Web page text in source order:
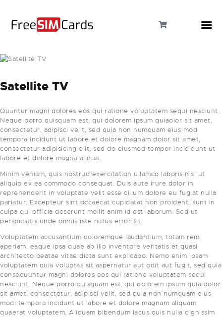
HOME
ABOUT US
PRODUCTS
CONTACT
Satellite TV
Quuntur magni dolores eos qui ratione voluptatem sequi nesciunt.
Neque porro quisquam est, qui dolorem ipsum quiaolor sit amet,
consectetur, adipisci velit, sed quia non numquam eius modi
tempora incidunt ut labore et dolore magnam dolor sit amet,
consectetur adipisicing elit, sed do eiusmod tempor incididunt ut
labore et dolore magna aliqua.
Minim veniam, quis nostrud exercitation ullamco laboris nisi ut
aliquip ex ea commodo consequat. Duis aute irure dolor in
reprehenderit in voluptate velit esse cillum dolore eu fugiat nulla
pariatur. Excepteur sint occaecat cupidatat non proident, sunt in
culpa qui officia deserunt mollit anim id est laborum. Sed ut
perspiciatis unde omnis iste natus error sit.
Voluptatem accusantium doloremque laudantium, totam rem
aperiam, eaque ipsa quae ab illo inventore veritatis et quasi
architecto beatae vitae dicta sunt explicabo. Nemo enim ipsam
voluptatem quia voluptas sit aspernatur aut odit aut fugit, sed quia
consequuntur magni dolores eos qui ratione voluptatem sequi
nesciunt. Neque porro quisquam est, qui dolorem ipsum quia dolor
sit amet, consectetur, adipisci velit, sed quia non numquam eius
modi tempora incidunt ut labore et dolore magnam aliquam
quaerat voluptatem. Aliquam bibendum lacus quis nulla dignissim